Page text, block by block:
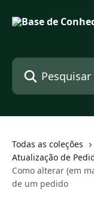
Pesquisar artigos...
Todas as coleções
Atualização de
Como alterar (em
de um pedido